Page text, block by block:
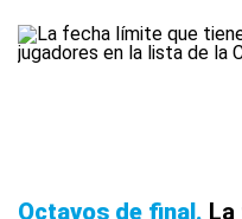
Octavos de final